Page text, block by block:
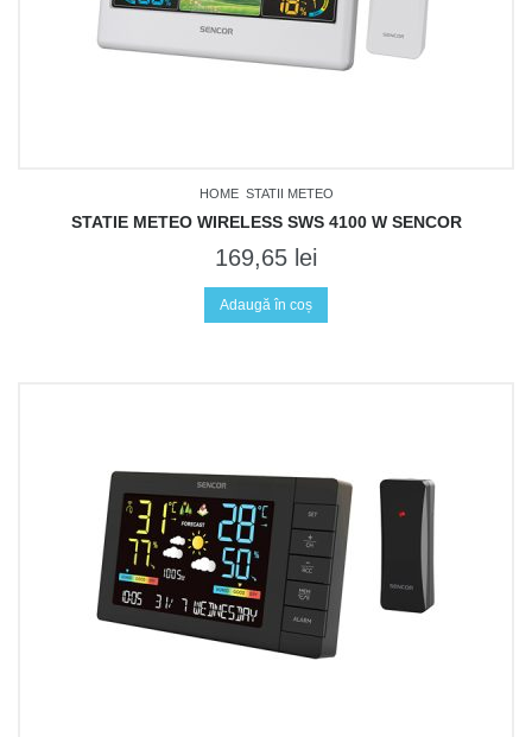
HOME STATII METEO
STATIE METEO WIRELESS SWS 4100 W SENCOR
169,65 lei
Adaugă în coș